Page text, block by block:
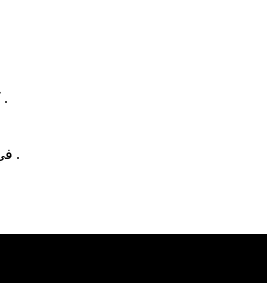
كرسي الدورات العلمية .
في مصلى النساء باب ٧٤ .